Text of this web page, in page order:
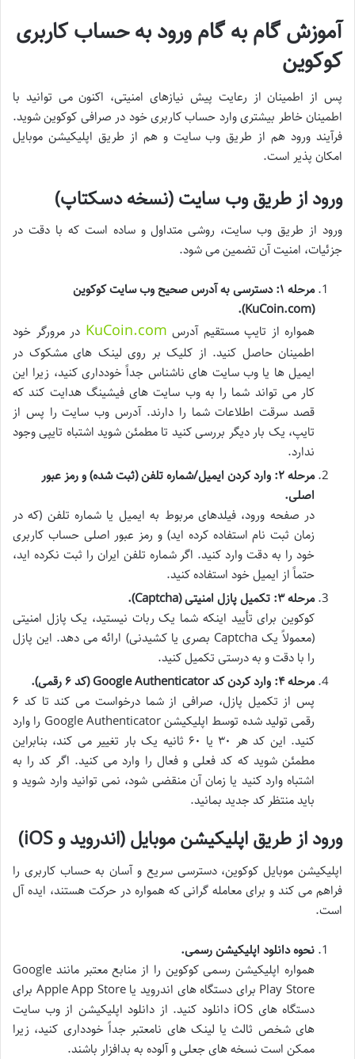
آموزش گام به گام ورود به حساب کاربری
کوکوین
پس از اطمینان از رعایت پیش نیازهای امنیتی، اکنون می توانید با
اطمینان خاطر بیشتری وارد حساب کاربری خود در صرافی کوکوین شوید.
فرآیند ورود هم از طریق وب سایت و هم از طریق اپلیکیشن موبایل
امکان پذیر است.
ورود از طریق وب سایت (نسخه دسکتاپ)
ورود از طریق وب سایت، روشی متداول و ساده است که با دقت در
جزئیات، امنیت آن تضمین می شود.
مرحله ۱: دسترسی به آدرس صحیح وب سایت کوکوین
(KuCoin.com).
همواره از تایپ مستقیم آدرس KuCoin.com در مرورگر خود
اطمینان حاصل کنید. از کلیک بر روی لینک های مشکوک در
ایمیل ها یا وب سایت های ناشناس جداً خودداری کنید، زیرا این
کار می تواند شما را به وب سایت های فیشینگ هدایت کند که
قصد سرقت اطلاعات شما را دارند. آدرس وب سایت را پس از
تایپ، یک بار دیگر بررسی کنید تا مطمئن شوید اشتباه تایپی وجود
ندارد.
مرحله ۲: وارد کردن ایمیل/شماره تلفن (ثبت شده) و رمز عبور
اصلی.
در صفحه ورود، فیلدهای مربوط به ایمیل یا شماره تلفن (که در
زمان ثبت نام استفاده کرده اید) و رمز عبور اصلی حساب کاربری
خود را به دقت وارد کنید. اگر شماره تلفن ایران را ثبت نکرده اید،
حتماً از ایمیل خود استفاده کنید.
مرحله ۳: تکمیل پازل امنیتی (Captcha).
کوکوین برای تأیید اینکه شما یک ربات نیستید، یک پازل امنیتی
(معمولاً یک Captcha بصری یا کشیدنی) ارائه می دهد. این پازل
را با دقت و به درستی تکمیل کنید.
مرحله ۴: وارد کردن کد Google Authenticator (کد ۶ رقمی).
پس از تکمیل پازل، صرافی از شما درخواست می کند تا کد ۶
رقمی تولید شده توسط اپلیکیشن Google Authenticator را وارد
کنید. این کد هر ۳۰ یا ۶۰ ثانیه یک بار تغییر می کند، بنابراین
مطمئن شوید که کد فعلی و فعال را وارد می کنید. اگر کد را به
اشتباه وارد کنید یا زمان آن منقضی شود، نمی توانید وارد شوید و
باید منتظر کد جدید بمانید.
ورود از طریق اپلیکیشن موبایل (اندروید و iOS)
اپلیکیشن موبایل کوکوین، دسترسی سریع و آسان به حساب کاربری را
فراهم می کند و برای معامله گرانی که همواره در حرکت هستند، ایده آل
است.
نحوه دانلود اپلیکیشن رسمی.
همواره اپلیکیشن رسمی کوکوین را از منابع معتبر مانند Google
Play Store برای دستگاه های اندروید یا Apple App Store برای
دستگاه های iOS دانلود کنید. از دانلود اپلیکیشن از وب سایت
های شخص ثالث یا لینک های نامعتبر جداً خودداری کنید، زیرا
ممکن است نسخه های جعلی و آلوده به بدافزار باشند.